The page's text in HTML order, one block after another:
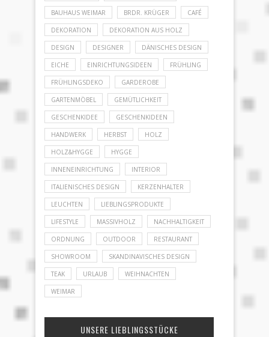
BAUHAUS WEIMAR BRDR. KRÜGER CAFÉ
DEKORATION DEKORATION AUS HOLZ
DESIGN DESIGNER DÄNISCHES DESIGN
EICHE EINRICHTUNGSIDEEN FRÜHLING
FRÜHLINGSDEKO GARDEROBE
GARTENMÖBEL GEMÜTLICHKEIT
GESCHENKIDEE GESCHENKIDEEN
HANDWERK HERBST HOLZ
HOLZ&HYGGE HYGGE
INNENEINRICHTUNG INTERIOR
ITALIENISCHES DESIGN KERZENHALTER
LEUCHTEN LIEBLINGSPRODUKTE
LIFESTYLE MASSIVHOLZ NACHHALTIGKEIT
ORDNUNG OUTDOOR RESTAURANT
SHOWROOM SKANDINAVISCHES DESIGN
TEAK URLAUB WEIHNACHTEN
WEIMAR
UNSERE LIEBLINGSSTÜCKE